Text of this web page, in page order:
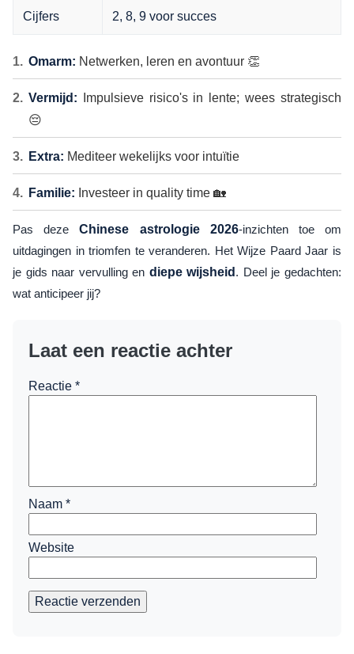
Cijfers 2, 8, 9 voor succes
Omarm: Netwerken, leren en avontuur 👏
Vermijd: Impulsieve risico's in lente; wees strategisch
😔
Extra: Mediteer wekelijks voor intuïtie
Familie: Investeer in quality time 🏡
Pas dezeChinese astrologie 2026-inzichten toe om
uitdagingen in triomfen te veranderen. Het Wijze Paard Jaar is
je gids naar vervulling en diepe wijsheid . Deel je gedachten:
wat anticipeer jij?
Laat een reactie achter
Reactie *
Naam *
Website
Reactie verzenden